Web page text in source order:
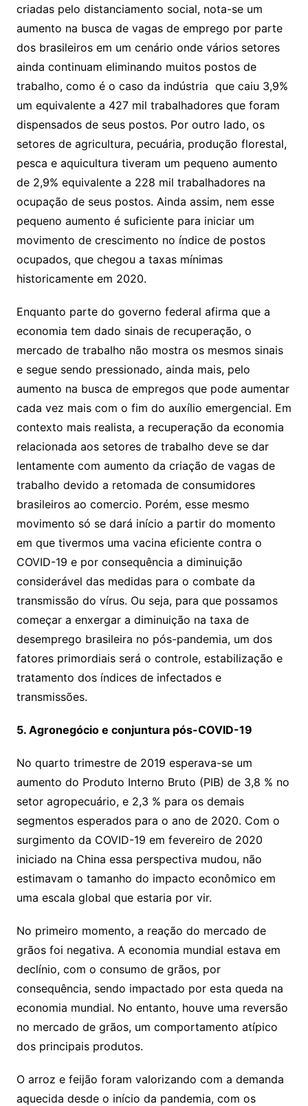
criadas pelo distanciamento social, nota-se um
aumento na busca de vagas de emprego por parte
dos brasileiros em um cenário onde vários setores
ainda continuam eliminando muitos postos de
trabalho, como é o caso da indústria que caiu 3,9%
um equivalente a 427 mil trabalhadores que foram
dispensados de seus postos. Por outro lado, os
setores de agricultura, pecuária, produção florestal,
pesca e aquicultura tiveram um pequeno aumento
de 2,9% equivalente a 228 mil trabalhadores na
ocupação de seus postos. Ainda assim, nem esse
pequeno aumento é suficiente para iniciar um
movimento de crescimento no índice de postos
ocupados, que chegou a taxas mínimas
historicamente em 2020.
Enquanto parte do governo federal afirma que a
economia tem dado sinais de recuperação, o
mercado de trabalho não mostra os mesmos sinais
e segue sendo pressionado, ainda mais, pelo
aumento na busca de empregos que pode aumentar
cada vez mais com o fim do auxílio emergencial. Em
contexto mais realista, a recuperação da economia
relacionada aos setores de trabalho deve se dar
lentamente com aumento da criação de vagas de
trabalho devido a retomada de consumidores
brasileiros ao comercio. Porém, esse mesmo
movimento só se dará início a partir do momento
em que tivermos uma vacina eficiente contra o
COVID-19 e por consequência a diminuição
considerável das medidas para o combate da
transmissão do vírus. Ou seja, para que possamos
começar a enxergar a diminuição na taxa de
desemprego brasileira no pós-pandemia, um dos
fatores primordiais será o controle, estabilização e
tratamento dos índices de infectados e
transmissões.
5. Agronegócio e conjuntura pós-COVID-19
No quarto trimestre de 2019 esperava-se um
aumento do Produto Interno Bruto (PIB) de 3,8 % no
setor agropecuário, e 2,3 % para os demais
segmentos esperados para o ano de 2020. Com o
surgimento da COVID-19 em fevereiro de 2020
iniciado na China essa perspectiva mudou, não
estimavam o tamanho do impacto econômico em
uma escala global que estaria por vir.
No primeiro momento, a reação do mercado de
grãos foi negativa. A economia mundial estava em
declínio, com o consumo de grãos, por
consequência, sendo impactado por esta queda na
economia mundial. No entanto, houve uma reversão
no mercado de grãos, um comportamento atípico
dos principais produtos.
O arroz e feijão foram valorizando com a demanda
aquecida desde o início da pandemia, com os